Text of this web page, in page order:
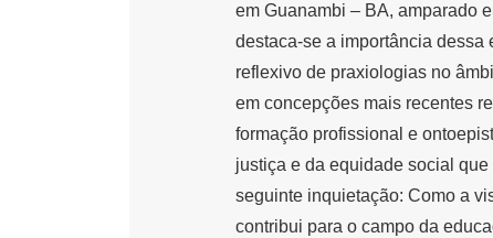
em Guanambi – BA, amparado
destaca-se a importância dessa
reflexivo de praxiologias no
em concepções mais recentes
formação profissional e
justiça e da equidade social
seguinte inquietação: Como a
contribui para o campo da